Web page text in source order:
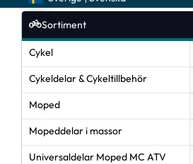
Sortiment
Cykel
Cykeldelar & Cykeltillbehör
Moped
Mopeddelar i massor
Universaldelar Moped MC ATV